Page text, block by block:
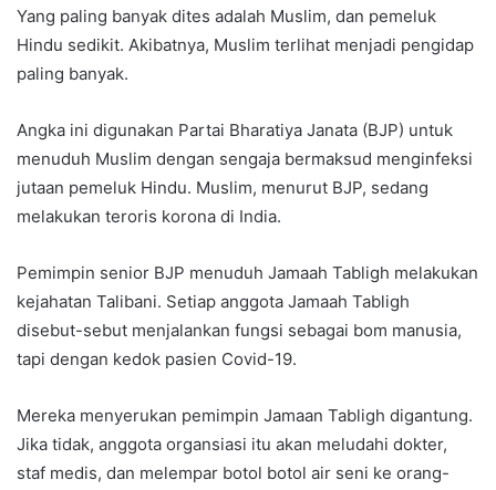
Yang paling banyak dites adalah Muslim, dan pemeluk
Hindu sedikit. Akibatnya, Muslim terlihat menjadi pengidap
paling banyak.
Angka ini digunakan Partai Bharatiya Janata (BJP) untuk
menuduh Muslim dengan sengaja bermaksud menginfeksi
jutaan pemeluk Hindu. Muslim, menurut BJP, sedang
melakukan teroris korona di India.
Pemimpin senior BJP menuduh Jamaah Tabligh melakukan
kejahatan Talibani. Setiap anggota Jamaah Tabligh
disebut-sebut menjalankan fungsi sebagai bom manusia,
tapi dengan kedok pasien Covid-19.
Mereka menyerukan pemimpin Jamaan Tabligh digantung.
Jika tidak, anggota organsiasi itu akan meludahi dokter,
staf medis, dan melempar botol botol air seni ke orang-